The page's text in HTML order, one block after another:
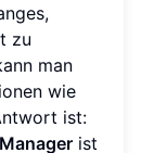
zu
man
wie
ist:
ist